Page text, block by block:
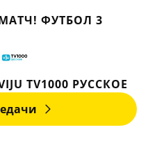
ФУТБОЛ 3
TV1000 РУССКОЕ